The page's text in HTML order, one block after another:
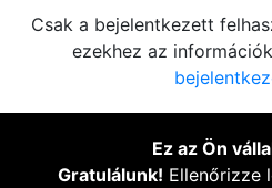
Csak a bejelentkezett
ezekhez az
Ez az Ön
Gratulálunk! Ellenőrizze